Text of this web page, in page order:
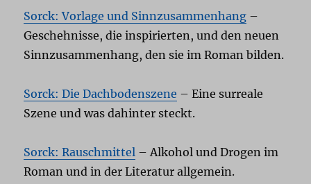
Sorck: Vorlage und Sinnzusammenhang –
Geschehnisse, die inspirierten, und den neuen
Sinnzusammenhang, den sie im Roman bilden.
Sorck: Die Dachbodenszene – Eine surreale
Szene und was dahinter steckt.
Sorck: Rauschmittel – Alkohol und Drogen im
Roman und in der Literatur allgemein.